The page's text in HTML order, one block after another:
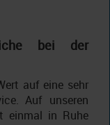
bei der
auf eine sehr
Auf unseren
einmal in Ruhe